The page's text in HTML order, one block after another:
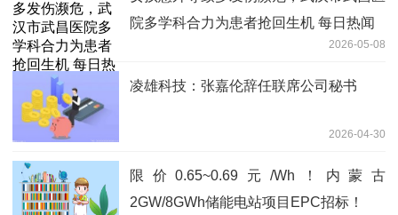
院多学科合力为患者抢回生机 每日热闻
2026-05-08
凌雄科技：张嘉伦辞任联席公司秘书
2026-04-30
限价0.65~0.69元/Wh！内蒙古
2GW/8GWh储能电站项目EPC招标！